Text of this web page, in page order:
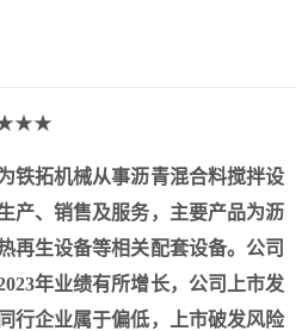
★★★
铁拓机械从事沥青混合料搅拌设
产、销售及服务，主要产品为沥
再生设备等相关配套设备。公司
年业绩有所增长，公司上市发
行企业属于偏低，上市破发风险